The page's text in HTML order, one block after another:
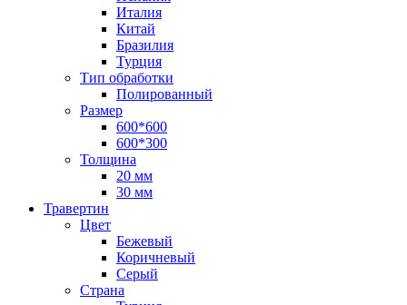
Италия
Китай
Бразилия
Турция
Тип обработки
Полированный
Размер
600*600
600*300
Толщина
20 мм
30 мм
Травертин
Цвет
Бежевый
Коричневый
Серый
Страна